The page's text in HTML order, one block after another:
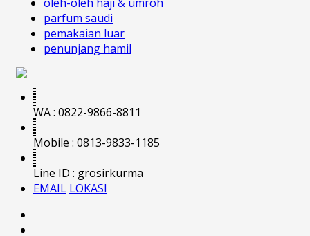
parfum saudi
pemakaian luar
penunjang hamil
WA : 0822-9866-8811
Mobile : 0813-9833-1185
Line ID : grosirkurma
EMAIL LOKASI